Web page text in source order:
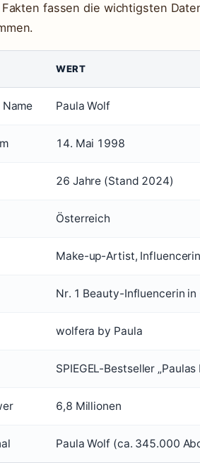
fassen die wichtigsten
WERT
Paula Wolf
14. Mai 1998
26 Jahre (Stand 2024)
Österreich
Make-up-Artist,
Nr. 1 Beauty-Influencerin
wolfera by Paula
SPIEGEL-Bestseller
6,8 Millionen
Paula Wolf (ca. 345.000